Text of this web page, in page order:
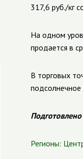
317,6 руб./кг
На одном
продается в
В торговых
Регионы: